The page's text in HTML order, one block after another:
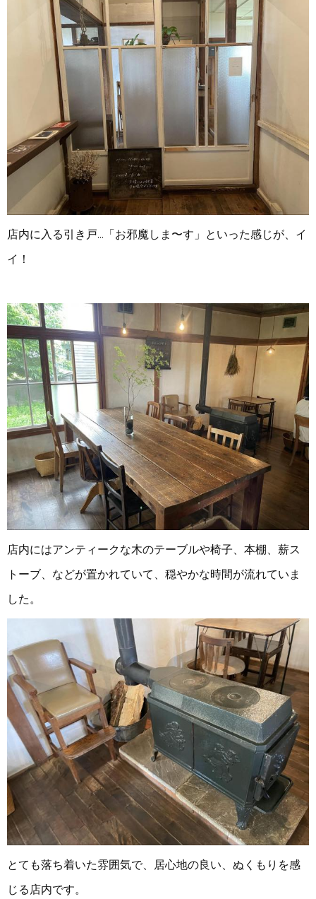
店内に入る引き戸…「お邪魔しま〜す」といった感じが、イ
イ！
店内にはアンティークな木のテーブルや椅子、本棚、薪ス
トーブ、などが置かれていて、穏やかな時間が流れていま
した。
とても落ち着いた雰囲気で、居心地の良い、ぬくもりを感
じる店内です。